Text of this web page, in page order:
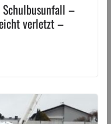
Schulbusunfall –
verletzt –